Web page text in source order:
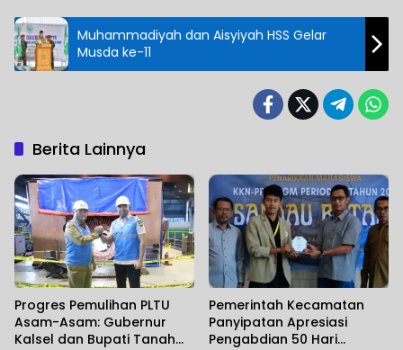
Muhammadiyah dan Aisyiyah HSS Gelar
Musda ke-11
Berita Lainnya
Progres Pemulihan PLTU
Asam-Asam: Gubernur
Kalsel dan Bupati Tanah
Pemerintah Kecamatan
Panyipatan Apresiasi
Pengabdian 50 Hari